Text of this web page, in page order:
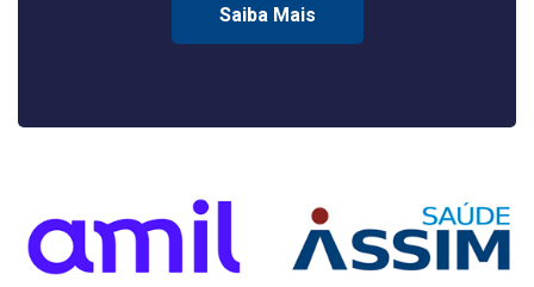
Saiba Mais